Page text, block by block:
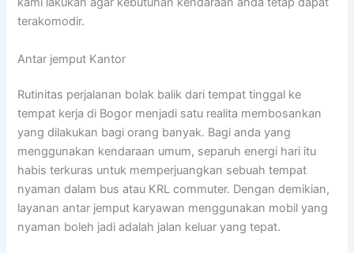
terakomodir.
Antar jemput Kantor
Rutinitas perjalanan bolak balik dari tempat tinggal ke
tempat kerja di Bogor menjadi satu realita membosankan
yang dilakukan bagi orang banyak. Bagi anda yang
menggunakan kendaraan umum, separuh energi hari itu
habis terkuras untuk memperjuangkan sebuah tempat
nyaman dalam bus atau KRL commuter. Dengan demikian,
layanan antar jemput karyawan menggunakan mobil yang
nyaman boleh jadi adalah jalan keluar yang tepat.